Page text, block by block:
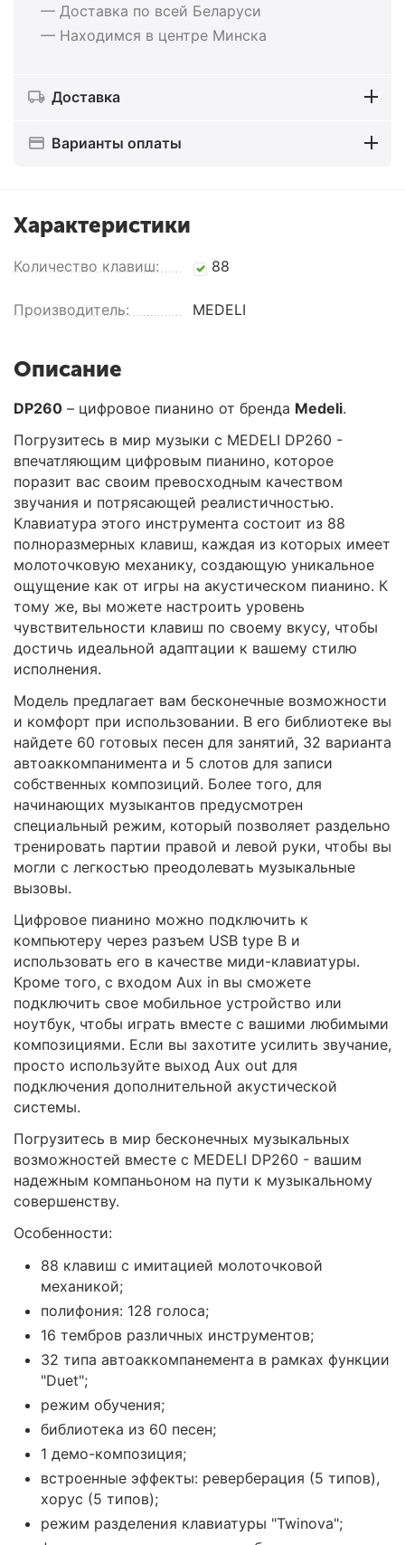
— Доставка по всей Беларуси
— Находимся в центре Минска
Доставка
Варианты оплаты
Характеристики
Количество клавиш: 88
Производитель: MEDELI
Описание
DP260 – цифровое пианино от бренда Medeli.
Погрузитесь в мир музыки с MEDELI DP260 -
впечатляющим цифровым пианино, которое
поразит вас своим превосходным качеством
звучания и потрясающей реалистичностью.
Клавиатура этого инструмента состоит из 88
полноразмерных клавиш, каждая из которых имеет
молоточковую механику, создающую уникальное
ощущение как от игры на акустическом пианино. К
тому же, вы можете настроить уровень
чувствительности клавиш по своему вкусу, чтобы
достичь идеальной адаптации к вашему стилю
исполнения.
Модель предлагает вам бесконечные возможности
и комфорт при использовании. В его библиотеке вы
найдете 60 готовых песен для занятий, 32 варианта
автоаккомпанимента и 5 слотов для записи
собственных композиций. Более того, для
начинающих музыкантов предусмотрен
специальный режим, который позволяет раздельно
тренировать партии правой и левой руки, чтобы вы
могли с легкостью преодолевать музыкальные
вызовы.
Цифровое пианино можно подключить к
компьютеру через разъем USB type B и
использовать его в качестве миди-клавиатуры.
Кроме того, с входом Aux in вы сможете
подключить свое мобильное устройство или
ноутбук, чтобы играть вместе с вашими любимыми
композициями. Если вы захотите усилить звучание,
просто используйте выход Aux out для
подключения дополнительной акустической
системы.
Погрузитесь в мир бесконечных музыкальных
возможностей вместе с MEDELI DP260 - вашим
надежным компаньоном на пути к музыкальному
совершенству.
Особенности:
88 клавиш с имитацией молоточковой
механикой;
полифония: 128 голоса;
16 тембров различных инструментов;
32 типа автоаккомпанемента в рамках функции
"Duet";
режим обучения;
библиотека из 60 песен;
1 демо-композиция;
встроенные эффекты: реверберация (5 типов),
хорус (5 типов);
режим разделения клавиатуры "Twinova";